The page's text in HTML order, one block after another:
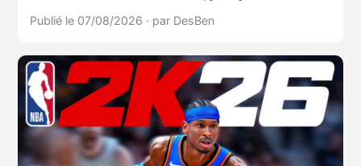
Publié le 07/08/2026 · par DesBen